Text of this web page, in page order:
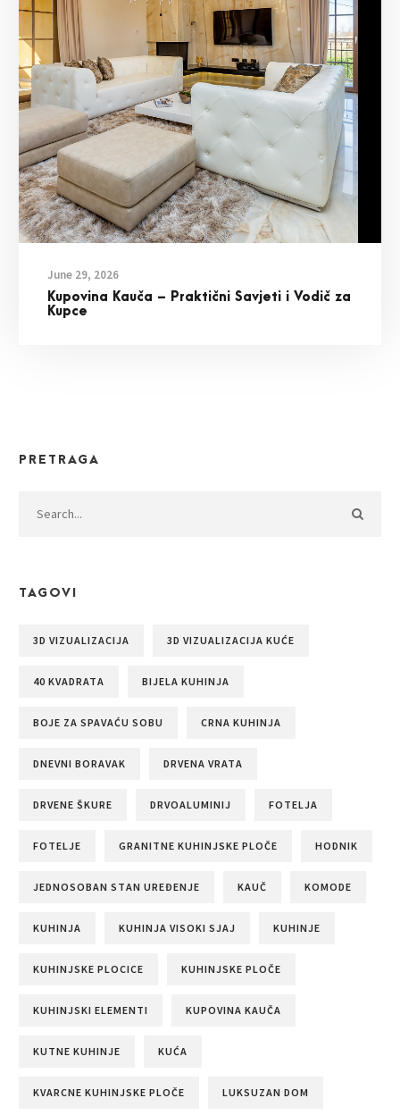
June 29, 2026
Kupovina Kauča – Praktični Savjeti i Vodič za
Kupce
PRETRAGA
TAGOVI
3D VIZUALIZACIJA 3D VIZUALIZACIJA KUĆE
40 KVADRATA BIJELA KUHINJA
BOJE ZA SPAVAĆU SOBU CRNA KUHINJA
DNEVNI BORAVAK DRVENA VRATA
DRVENE ŠKURE DRVOALUMINIJ FOTELJA
FOTELJE GRANITNE KUHINJSKE PLOČE HODNIK
JEDNOSOBAN STAN UREĐENJE KAUČ KOMODE
KUHINJA KUHINJA VISOKI SJAJ KUHINJE
KUHINJSKE PLOCICE KUHINJSKE PLOČE
KUHINJSKI ELEMENTI KUPOVINA KAUČA
KUTNE KUHINJE KUĆA
KVARCNE KUHINJSKE PLOČE LUKSUZAN DOM